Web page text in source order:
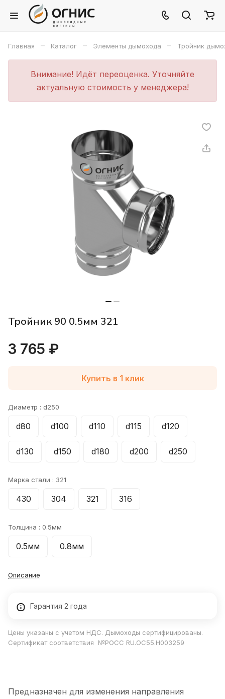
Главная – Каталог – Элементы дымохода – Тройник
Внимание! Идёт переоценка. Уточняйте
актуальную стоимость у менеджера!
Тройник 90 0.5мм 321
3 765 ₽
Купить в 1 клик
Диаметр : d250
d80 d100 d110 d115 d120
d130 d150 d180 d200 d250
Марка стали : 321
430 304 321 316
Толщина : 0.5мм
0.5мм 0.8мм
Описание
Гарантия 2 года
Цены указаны с учетом НДС. Дымоходы сертифицированы.
Сертификат соответствия №РОСС RU.ОС55.Н003259
Предназначен для изменения направления